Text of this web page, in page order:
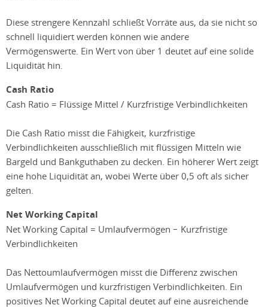
Diese strengere Kennzahl schließt Vorräte aus, da sie nicht so
schnell liquidiert werden können wie andere
Vermögenswerte. Ein Wert von über 1 deutet auf eine solide
Liquidität hin.
Cash Ratio
Cash Ratio = Flüssige Mittel / Kurzfristige Verbindlichkeiten
Die Cash Ratio misst die Fähigkeit, kurzfristige
Verbindlichkeiten ausschließlich mit flüssigen Mitteln wie
Bargeld und Bankguthaben zu decken. Ein höherer Wert zeigt
eine hohe Liquidität an, wobei Werte über 0,5 oft als sicher
gelten.
Net Working Capital
Net Working Capital = Umlaufvermögen − Kurzfristige
Verbindlichkeiten
Das Nettoumlaufvermögen misst die Differenz zwischen
Umlaufvermögen und kurzfristigen Verbindlichkeiten. Ein
positives Net Working Capital deutet auf eine ausreichende